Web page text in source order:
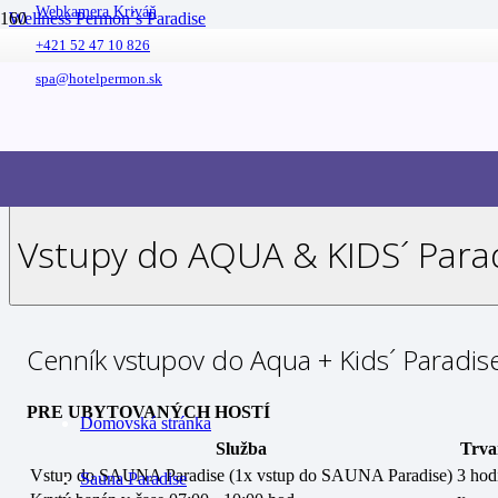
Webkamera Kriváň
+421 52 47 10 826
spa@hotelpermon.sk
Domovská stránka
Sauna Paradise
Wellness Permon´s Paradise
Cenník
Vstupy do AQUA & KIDS´
Cenník vstupov do Aqua + Kids´
PRE UBYTOVANÝCH HOSTÍ
Služba
Vstup do SAUNA Paradise (1x vstup do SAUNA Paradise) 3